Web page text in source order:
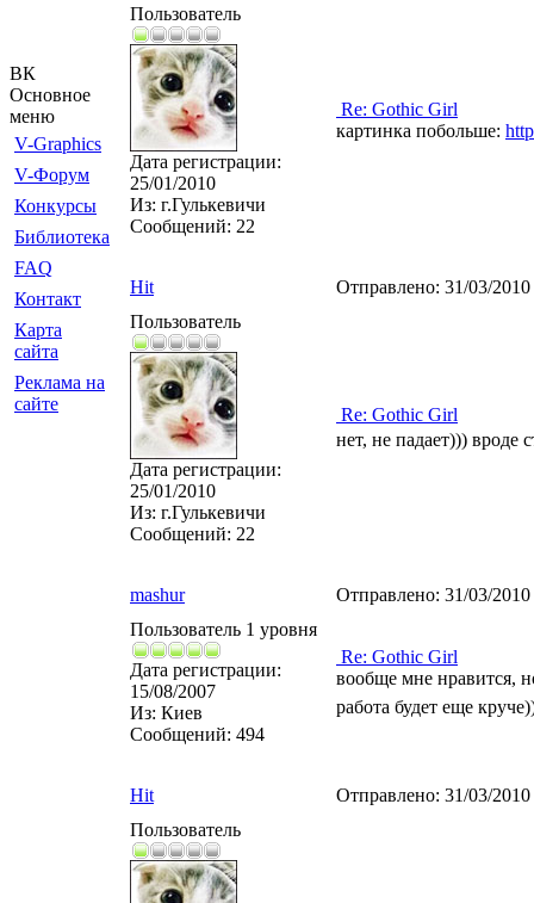
ВК
Основное
меню
V-Graphics
V-Форум
Конкурсы
Библиотека
FAQ
Контакт
Карта
сайта
Реклама на
сайте
Пользователь
Дата регистрации:
25/01/2010
Из: г.Гулькевичи
Сообщений: 22
Re: Gothic Girl
картинка побольше:
Hit Отправлено: 31/03/
Пользователь
Дата регистрации:
25/01/2010
Из: г.Гулькевичи
Сообщений: 22
Re: Gothic Girl
нет, не падает))) вроде
mashur Отправлено: 31/03/
Пользователь 1 уровня
Дата регистрации:
15/08/2007
Из: Киев
Сообщений: 494
Re: Gothic Girl
вообще мне нравится,
работа будет еще
Hit Отправлено: 31/03/
Пользователь